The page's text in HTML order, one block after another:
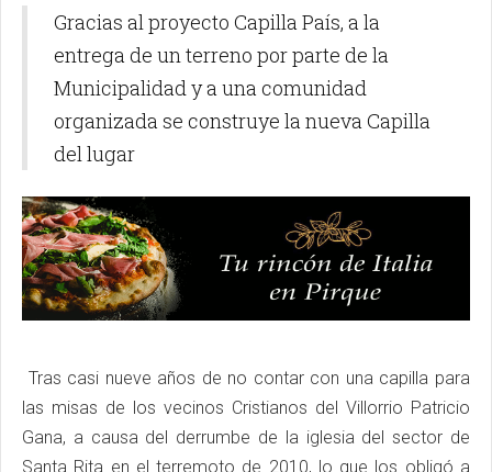
Gracias al proyecto Capilla País, a la
entrega de un terreno por parte de la
Municipalidad y a una comunidad
organizada se construye la nueva Capilla
del lugar
Tras casi nueve años de no contar con una capilla para
las misas de los vecinos Cristianos del Villorrio Patricio
Gana, a causa del derrumbe de la iglesia del sector de
Santa Rita en el terremoto de 2010, lo que los obligó a